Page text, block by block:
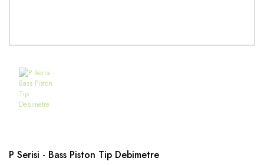
P Serisi - Bass Piston Tip Debimetre